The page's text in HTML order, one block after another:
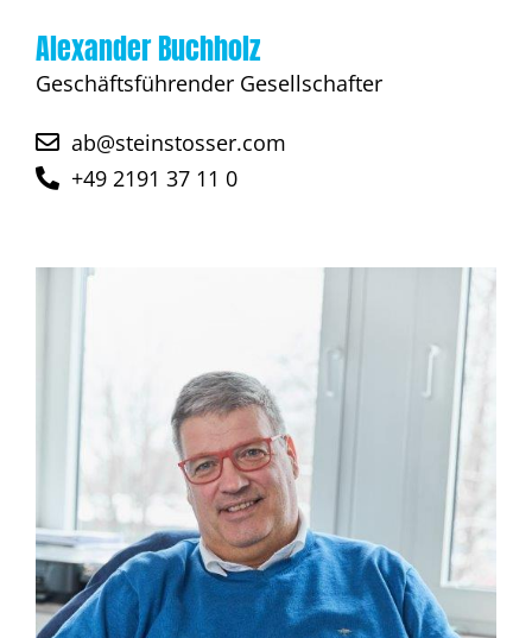
Alexander Buchholz
Geschäftsführender Gesellschafter
ab@steinstosser.com
+49 2191 37 11 0